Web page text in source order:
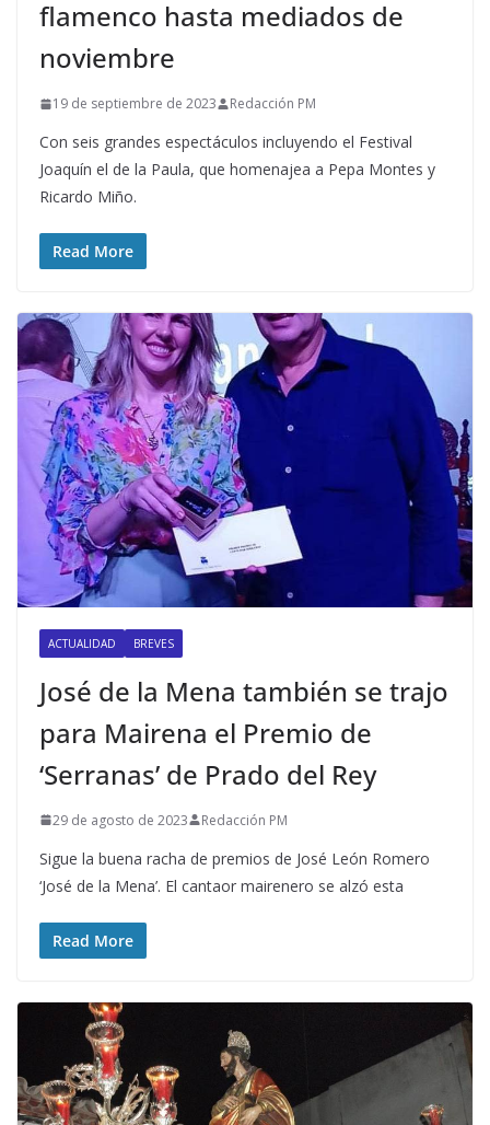
flamenco hasta mediados de
noviembre
19 de septiembre de 2023 Redacción PM
Con seis grandes espectáculos incluyendo el Festival
Joaquín el de la Paula, que homenajea a Pepa Montes y
Ricardo Miño.
Read More
ACTUALIDAD BREVES
José de la Mena también se trajo
para Mairena el Premio de
‘Serranas’ de Prado del Rey
29 de agosto de 2023 Redacción PM
Sigue la buena racha de premios de José León Romero
‘José de la Mena’. El cantaor mairenero se alzó esta
Read More